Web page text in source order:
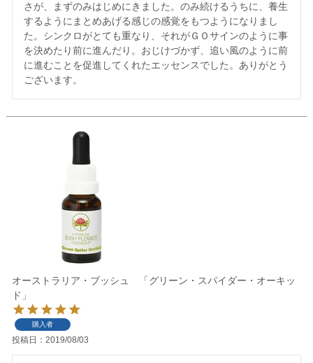
さが、まずのみはじめにきました。のみ続けるうちに、養生
するようにまとめあげる感じの感覚をもつようになりまし
た。シンクロがとても重なり、それがＧＯサインのように事
を決めたり前に進んだり。おじけづかず、追い風のように前
に進むことを促進してくれたエッセンスでした。ありがとう
ございます。
オーストラリア・ブッシュ 「グリーン・スパイダー・オーキッ
ド」
購入者
投稿日 2019/08/03